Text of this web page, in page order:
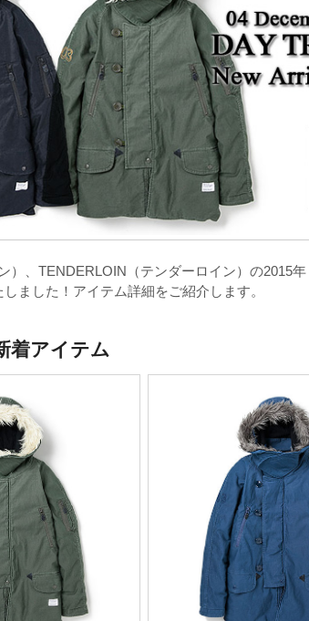
）、TENDERLOIN（テンダーロイン）の2015
ました！アイテム詳細をご紹介します。
着アイテム